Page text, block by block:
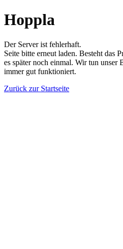
Hoppla
Der Server ist fehlerhaft.
Seite bitte erneut laden. Besteht das
es später noch einmal. Wir tun unser
immer gut funktioniert.
Zurück zur Startseite